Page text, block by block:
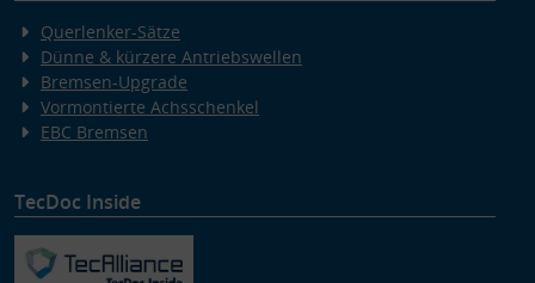
Querlenker-Sätze
Dünne & kürzere Antriebswellen
Bremsen-Upgrade
Vormontierte Achsschenkel
EBC Bremsen
TecDoc Inside